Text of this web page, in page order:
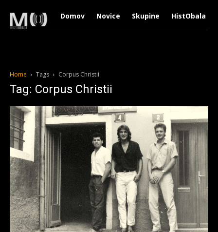
Domov Novice Skupine HistObala
Home Tags Corpus Christii
Tag: Corpus Christii